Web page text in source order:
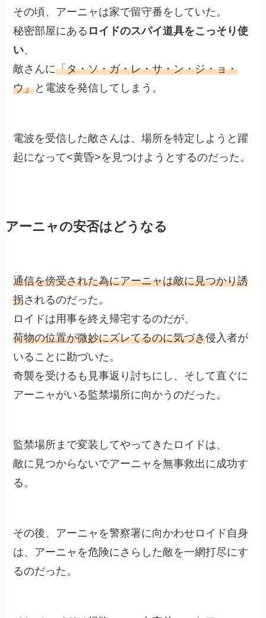
その頃、アーニャは家で留守番をしていた。
秘密部屋にある ロイドのスパイ道具をこっそり使
い、
敵さんに「タ・ソ・ガ・レ・サ・ン・ジ・ョ・
ウ」と電波を発信してしまう。
電波を受信した敵さんは、場所を特定しようと躍
起になって<黄昏>を見つけようとするのだった。
アーニャの安否はどうなる
通信を傍受された為にアーニャは敵に見つかり誘
拐されるのだった。
ロイドは用事を終え帰宅するのだが、
荷物の位置が微妙にズレてるのに気づき侵入者が
いることに勘づいた。
奇襲を受けるも見事返り討ちにし、そして直ぐに
アーニャがいる監禁場所に向かうのだった。
監禁場所まで変装してやってきたロイドは、
敵に見つからないでアーニャを無事救出に成功す
る。
その後、アーニャを警察署に向かわせロイド自身
は、アーニャを危険にさらした敵を一網打尽にす
るのだった。